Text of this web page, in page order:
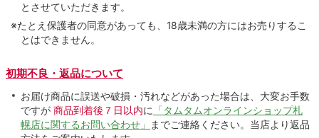
とさせていただきます。
※たとえ保護者の同意があっても、18歳未満の方にはお売りするこ
とはできません。
初期不良・返品について
お届け商品に誤送や破損・汚れなどがあった場合は、大変お手数
ですが 商品到着後７日以内に 「タムタムオンラインショップ札
幌店に関するお問い合わせ」
までご連絡ください。当店より返品